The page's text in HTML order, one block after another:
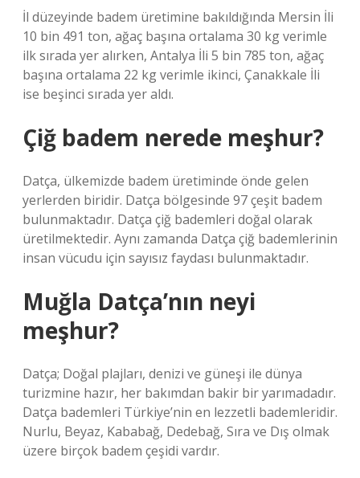
İl düzeyinde badem üretimine bakıldığında Mersin İli
10 bin 491 ton, ağaç başına ortalama 30 kg verimle
ilk sırada yer alırken, Antalya İli 5 bin 785 ton, ağaç
başına ortalama 22 kg verimle ikinci, Çanakkale İli
ise beşinci sırada yer aldı.
Çiğ badem nerede meşhur?
Datça, ülkemizde badem üretiminde önde gelen
yerlerden biridir. Datça bölgesinde 97 çeşit badem
bulunmaktadır. Datça çiğ bademleri doğal olarak
üretilmektedir. Aynı zamanda Datça çiğ bademlerinin
insan vücudu için sayısız faydası bulunmaktadır.
Muğla Datça’nın neyi
meşhur?
Datça; Doğal plajları, denizi ve güneşi ile dünya
turizmine hazır, her bakımdan bakir bir yarımadadır.
Datça bademleri Türkiye’nin en lezzetli bademleridir.
Nurlu, Beyaz, Kababağ, Dedebağ, Sıra ve Dış olmak
üzere birçok badem çeşidi vardır.